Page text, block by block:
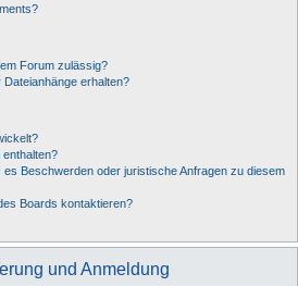
Forum zulässig?
erhalten?
Beschwerden oder juristische Anfragen zu diesem
Boards kontaktieren?
und Anmeldung